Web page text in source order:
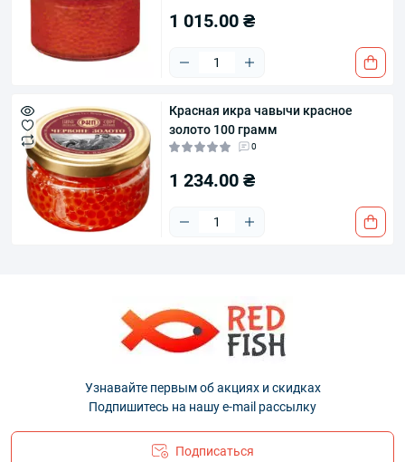
1 015.00 ₴
Красная икра чавычи красное
золото 100 грамм
0
1 234.00 ₴
Узнавайте первым об акциях и скидках
Подпишитесь на нашу e-mail рассылку
Подписаться